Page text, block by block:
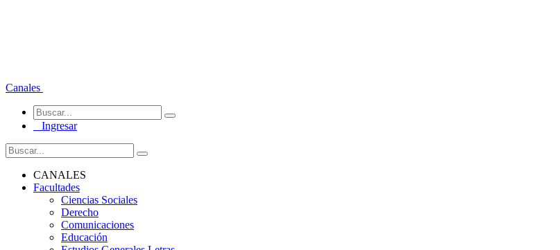
Canales
Ingresar
CANALES
Facultades
Ciencias Sociales
Derecho
Comunicaciones
Educación